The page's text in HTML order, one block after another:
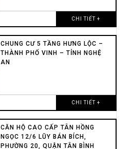
CHI TIẾT +
CHUNG CƯ 5 TẦNG HƯNG LỘC –
THÀNH PHỐ VINH – TỈNH NGHỆ
AN
CHI TIẾT +
CĂN HỘ CAO CẤP TÂN HỒNG
NGỌC 12/6 LŨY BÁN BÍCH,
PHƯỜNG 20, QUẬN TÂN BÌNH